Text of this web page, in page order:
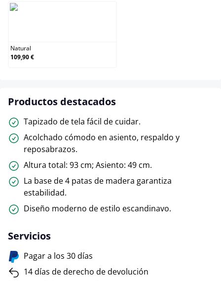
Natural
109,90 €
Productos destacados
Tapizado de tela fácil de cuidar.
Acolchado cómodo en asiento, respaldo y
reposabrazos.
Altura total: 93 cm; Asiento: 49 cm.
La base de 4 patas de madera garantiza
estabilidad.
Diseño moderno de estilo escandinavo.
Servicios
Pagar a los 30 días
14 días de derecho de devolución